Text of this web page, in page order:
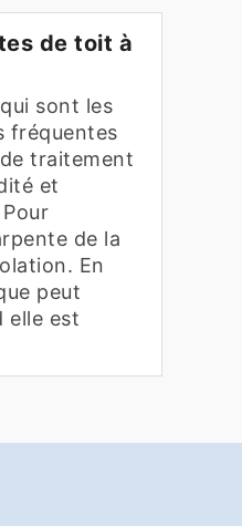
de toit à
sont les
fréquentes
traitement
et
de la
En
peut
elle est